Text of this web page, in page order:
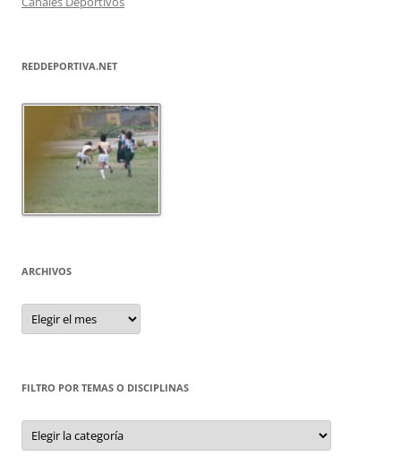
REDDEPORTIVA.NET
ARCHIVOS
Archivos
FILTRO POR TEMAS O DISCIPLINAS
Filtro
por
Temas